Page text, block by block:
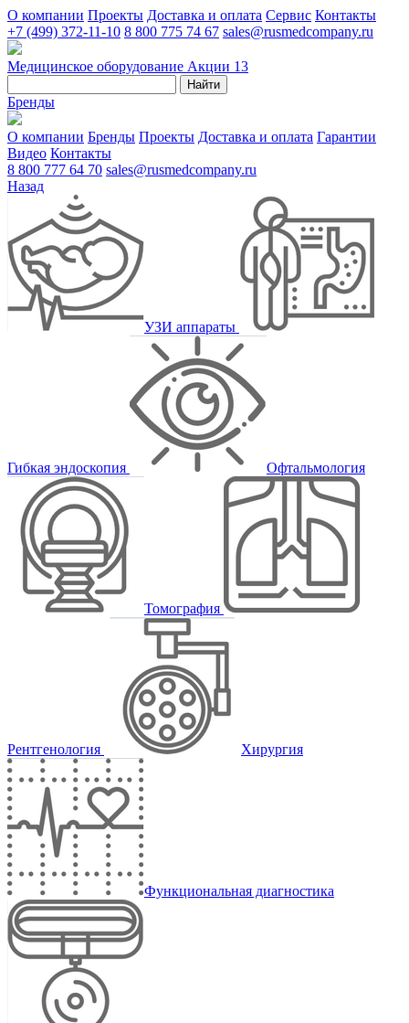
О компании Проекты Доставка и оплата Сервис Контакты
+7 (499) 372-11-10 8 800 775 74 67 sales@rusmedcompany.ru
Медицинское оборудование Акции 13
Найти
Бренды
О компании Бренды Проекты Доставка и оплата Гарантии
Видео Контакты
8 800 777 64 70 sales@rusmedcompany.ru
Назад
УЗИ аппараты
Гибкая эндоскопия Офтальмология
Томография
Рентгенология Хирургия
Функциональная диагностика